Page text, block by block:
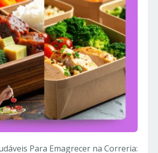
Para Emagrecer na Correria: